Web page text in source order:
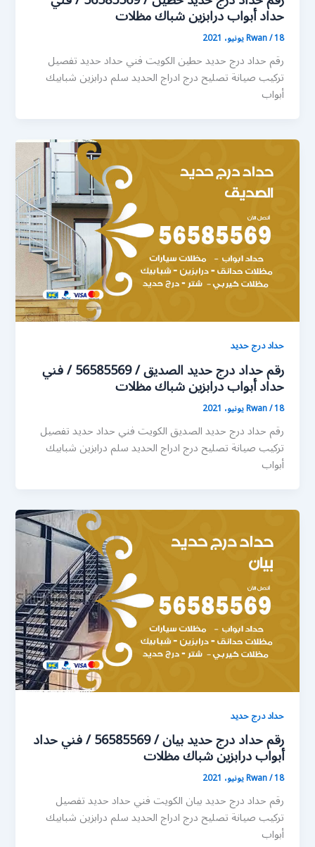
حداد أبواب درابزين شباك مظلات
Rwan/18 يونيو، 2021
رقم حداد درج حديد حطين الكويت فني حداد حديد تفصيل
تركيب صيانة تصليح درج ادراج الحديد سلم درابزين شبابيك
أبواب
حداد درج حديد
رقم حداد درج حديد الصديق / 56585569 / فني
حداد أبواب درابزين شباك مظلات
Rwan/18 يونيو، 2021
رقم حداد درج حديد الصديق الكويت فني حداد حديد تفصيل
تركيب صيانة تصليح درج ادراج الحديد سلم درابزين شبابيك
أبواب
حداد درج حديد
رقم حداد درج حديد بيان / 56585569 / فني حداد
أبواب درابزين شباك مظلات
Rwan/18 يونيو، 2021
رقم حداد درج حديد بيان الكويت فني حداد حديد تفصيل
تركيب صيانة تصليح درج ادراج الحديد سلم درابزين شبابيك
أبواب